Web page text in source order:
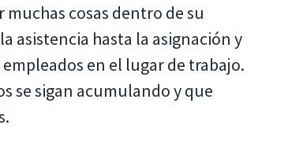
cosas dentro de su
asistencia hasta la asignación y
en el lugar de trabajo.
se sigan acumulando y que